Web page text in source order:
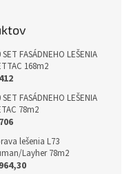
FASÁDNEHO LEŠENIA
168m2
FASÁDNEHO LEŠENIA
78m2
lešenia L73
Layher 78m2